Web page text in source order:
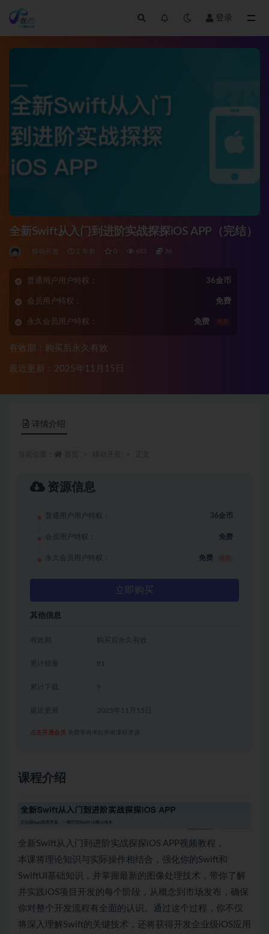
登录
全新Swift从入门到进阶实战探探iOS APP（完结）
移动开发 2 年前 0 683 36
普通用户用户特权： 36金币
会员用户特权： 免费
永久会员用户特权： 免费 推荐
有效期：购买后永久有效
最近更新：2025年11月15日
详情介绍
资源信息
普通用户用户特权： 36金币
会员用户特权： 免费
永久会员用户特权： 免费
立即购买
其他信息
有效期 购买后永久有效
累计销量 81
累计下载 9
2025年11月15日
点击开通会员 免费享有本站所有课程资源
课程介绍
全新Swift从入门到进阶实战探探iOS APP视频教程，
本课将理论知识与实际操作相结合，强化你的Swift和
SwiftUI基础知识，并掌握最新的图像处理技术，带你了解
并实践iOS项目开发的每个阶段，从概念到市场发布，确保
你对整个开发流程有全面的认识。通过这个过程，你不仅
将深入理解Swift的关键技术，还将获得开发企业级iOS应用